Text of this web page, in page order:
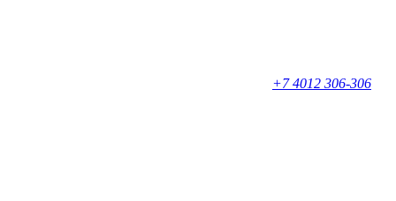
+7 4012 306-306